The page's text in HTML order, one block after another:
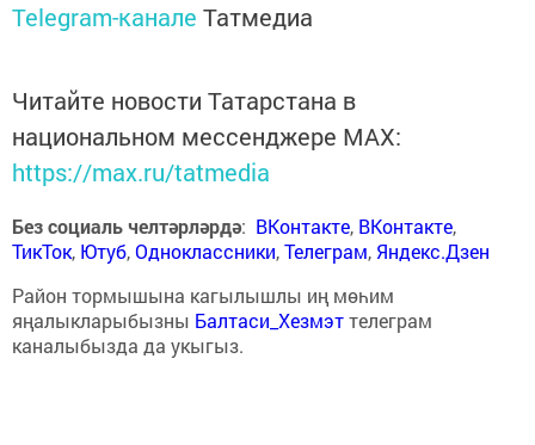
Telegram-канале Татмедиа
Читайте новости Татарстана в
национальном мессенджере MАХ:
https://max.ru/tatmedia
Без социаль челтәрләрдә: ВКонтакте, ВКонтакте,
ТикТок, Ютуб,Одноклассники,Телеграм, Яндекс.Дзен
Район тормышына кагылышлы иң мөһим
яңалыкларыбызны Балтаси_Хезмэттелеграм
каналыбызда да укыгыз.